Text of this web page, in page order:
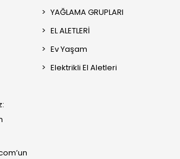
YAĞLAMA GRUPLARI
EL ALETLERİ
Ev Yaşam
Elektrikli El Aletleri